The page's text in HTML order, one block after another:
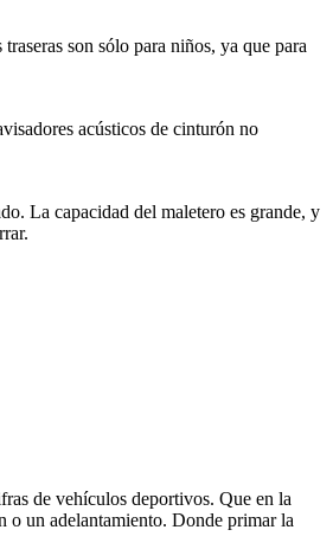
son sólo para niños, ya que para
acústicos de cinturón no
La capacidad del maletero es grande, y
de vehículos deportivos. Que en la
o un adelantamiento. Donde primar la